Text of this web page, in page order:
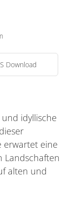
Download
idyllische
erwartet eine
Landschaften
alten und